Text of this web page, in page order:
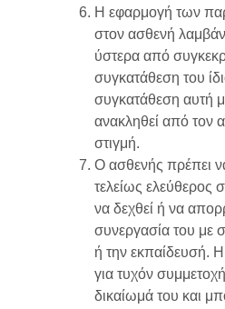
Η εφαρμογή των
στον ασθενή
ύστερα από
συγκατάθεση του
συγκατάθεση αυτή
ανακληθεί από τον
στιγμή.
Ο ασθενής πρέπει
τελείως ελεύθερος
να δεχθεί ή να
συνεργασία του με
ή την εκπαίδευσή.
για τυχόν συμμετοχή
δικαίωμά του και